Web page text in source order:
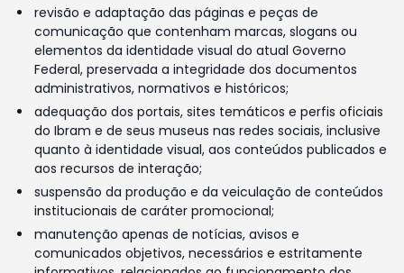
revisão e adaptação das páginas e peças de
comunicação que contenham marcas, slogans ou
elementos da identidade visual do atual Governo
Federal, preservada a integridade dos documentos
administrativos, normativos e históricos;
adequação dos portais, sites temáticos e perfis oficiais
do Ibram e de seus museus nas redes sociais, inclusive
quanto à identidade visual, aos conteúdos publicados e
aos recursos de interação;
suspensão da produção e da veiculação de conteúdos
institucionais de caráter promocional;
manutenção apenas de notícias, avisos e
comunicados objetivos, necessários e estritamente